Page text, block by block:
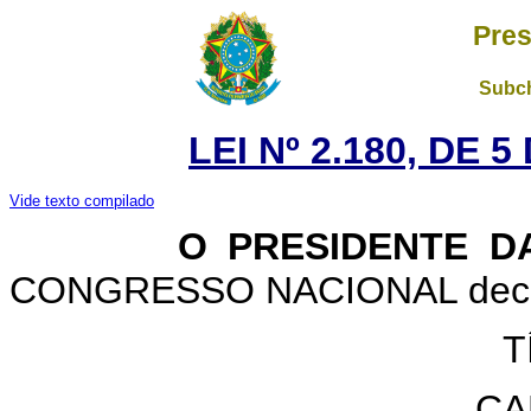
LEI Nº 2.180, DE 5
Vide texto compilado
O PRESIDENTE DA
CONGRESSO NACIONAL